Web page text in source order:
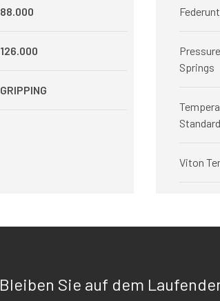
88.000
126.000
GRIPPING
Springs
Standard
Viton
Bleiben Sie auf dem